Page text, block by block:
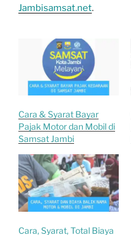
Jambisamsat.net.
Cara & Syarat Bayar
Pajak Motor dan Mobil di
Samsat Jambi
Cara, Syarat, Total Biaya